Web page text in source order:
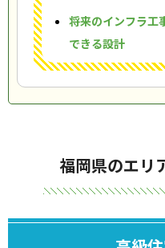
将来のインフラ工
できる設計
福岡県のエリ